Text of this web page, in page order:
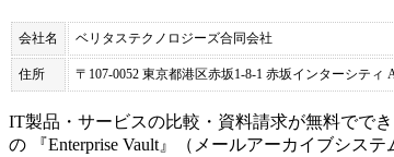
会社名 ベリタステクノロジーズ合同会社
住所 〒107-0052 東京都港区赤坂1-8-1 赤坂インターシティ
IT製品・サービスの比較・資料請求が無料でで
の 『Enterprise Vault』（ メールアーカイブシステ